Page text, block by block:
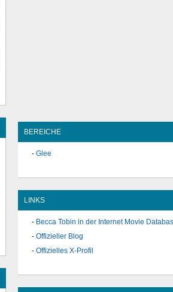
BEREICHE
Glee
LINKS
Becca Tobin in der Internet Movie
Offizieller Blog
Offizielles X-Profil